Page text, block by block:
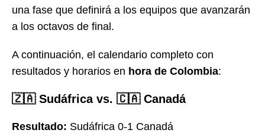
una fase que definirá a los equipos que avanzarán
a los octavos de final.
A continuación, el calendario completo con
resultados y horarios en hora de Colombia:
🇿🇦 Sudáfrica vs. 🇨🇦 Canadá
Resultado: Sudáfrica 0-1 Canadá